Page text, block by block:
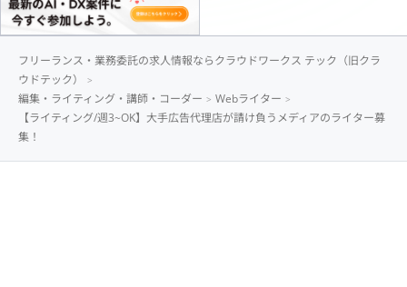
フリーランス・業務委託の求人情報ならクラウドワークス テック（旧クラ
ウドテック）
編集・ライティング・講師・コーダー
Webライター
【ライティング/週3~OK】大手広告代理店が請け負うメディアのライター募
集！